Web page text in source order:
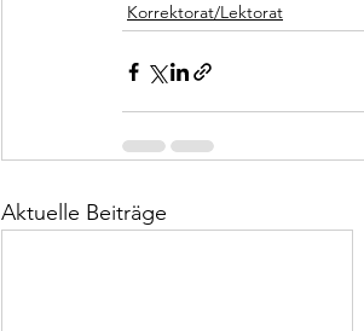
Korrektorat/Lektorat
Aktuelle Beiträge